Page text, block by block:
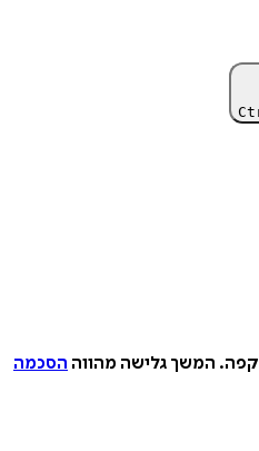
המשך גלישה מהווההסכמה